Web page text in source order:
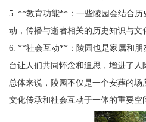
5. **教育功能**：一些陵园会结合历
动，传播与逝者相关的历史知识与文
6. **社会互动**：陵园也是家属和朋
台让人们共同怀念和追思，增进了人
总体来说，陵园不仅是一个安葬的场
文化传承和社会互动于一体的重要空